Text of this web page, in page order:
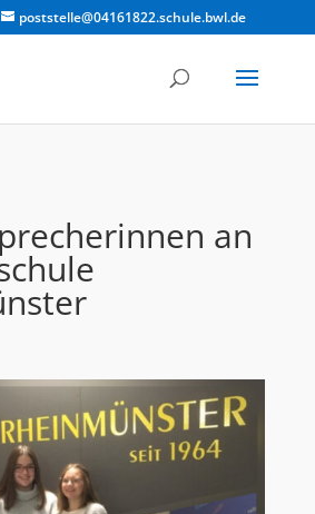
poststelle@04161822.schule.bwl.de
an